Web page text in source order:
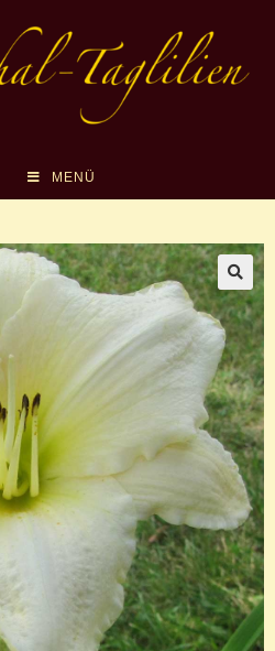
MENÜ
🔍